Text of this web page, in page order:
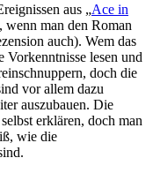
aus „Ace in
wenn man den Roman
auch). Wem das
Vorkenntnisse lesen und
doch die
vor allem dazu
auszubauen. Die
erklären, doch man
wie die